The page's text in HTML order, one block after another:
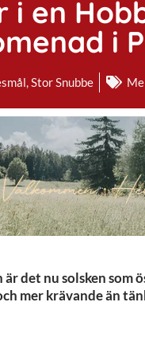
en
i
,Stor Snubbe
det nu solsken som
mer krävande än